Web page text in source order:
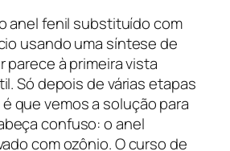
anel fenil substituído com
usando uma síntese de
parece à primeira vista
Só depois de várias etapas
que vemos a solução para
confuso: o anel
com ozônio. O curso de